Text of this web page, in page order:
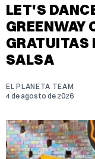
LET'S
GREENWAY
GRATUITAS
SALSA
EL PLANETA TEAM
4 de agosto de 2026